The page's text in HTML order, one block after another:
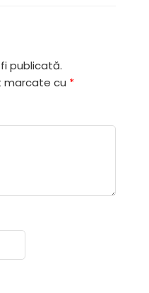
publicată.
marcate cu *